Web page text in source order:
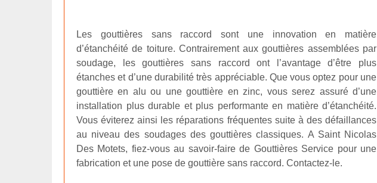
Les gouttières sans raccord sont une innovation en matière
d’étanchéité de toiture. Contrairement aux gouttières assemblées par
soudage, les gouttières sans raccord ont l’avantage d’être plus
étanches et d’une durabilité très appréciable. Que vous optez pour une
gouttière en alu ou une gouttière en zinc, vous serez assuré d’une
installation plus durable et plus performante en matière d’étanchéité.
Vous éviterez ainsi les réparations fréquentes suite à des défaillances
au niveau des soudages des gouttières classiques. A Saint Nicolas
Des Motets, fiez-vous au savoir-faire de Gouttières Service pour une
fabrication et une pose de gouttière sans raccord. Contactez-le.